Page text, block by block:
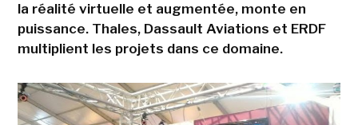
la réalité virtuelle et augmentée, monte en
puissance. Thales, Dassault Aviations et ERDF
multiplient les projets dans ce domaine.